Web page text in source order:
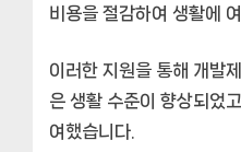
비용을 절감하여 생활에
이러한 지원을 통해 개발
은 생활 수준이 향상되었
여했습니다.